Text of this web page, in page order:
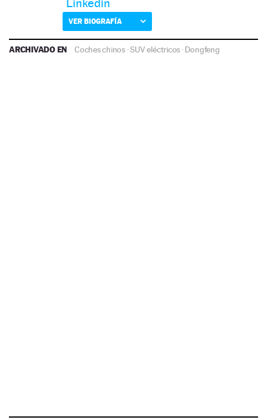
Linkedin
VER BIOGRAFÍA
ARCHIVADO EN Coches chinos ·SUV eléctricos ·Dongfeng